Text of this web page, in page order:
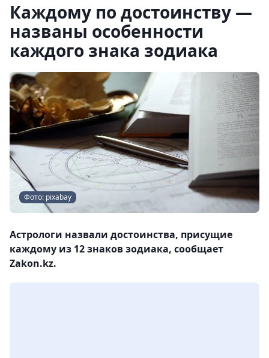
Каждому по достоинству —
названы особенности
каждого знака зодиака
Фото: pixabay
Астрологи назвали достоинства, присущие
каждому из 12 знаков зодиака, сообщает
Zakon.kz.